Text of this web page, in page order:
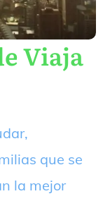
Viaja
que se
la mejor